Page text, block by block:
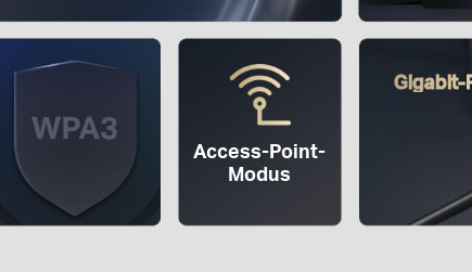
Access-Point-
Modus
Gigabit-